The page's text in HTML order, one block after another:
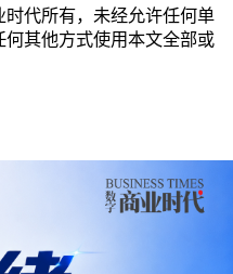
代所有，未经允许任何单
其他方式使用本文全部或